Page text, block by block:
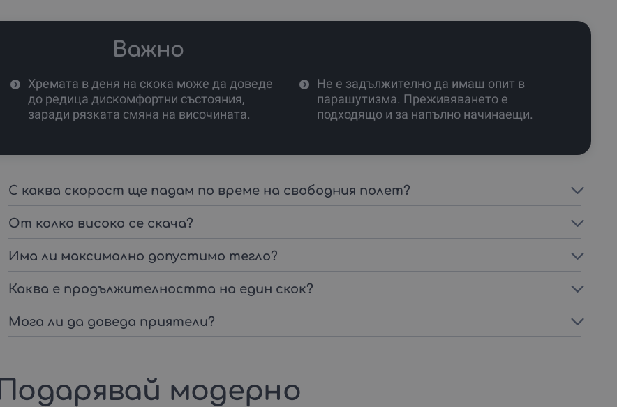
Важно
Хремата в деня на скока може да доведе
до редица дискомфортни състояния,
заради рязката смяна на височината.
Не е задължително да имаш опит в
парашутизма. Преживяването е
подходящо и за напълно начинаещи.
С каква скорост ще падам по време на свободния полет?
От колко високо се скача?
Има ли максимално допустимо тегло?
Каква е продължителността на един скок?
Мога ли да доведа приятели?
Подарявай модерно